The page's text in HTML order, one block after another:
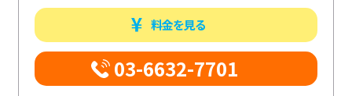
料金を見る
03-6632-7701